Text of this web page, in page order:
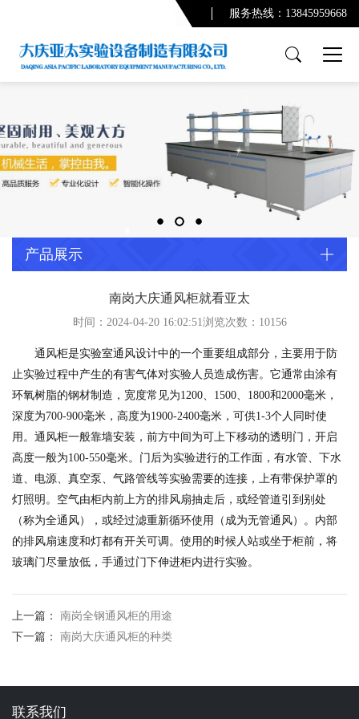
PCR实验室
通风柜系列
功能柜系列
净化系统及配套设备
实验室规划设计
产品展示
服务热线：13845959668
产品展示
南岗大庆通风柜就看亚太
时间：2024-04-20 16:02:51浏览次数： 10156
通风柜是实验室通风设计中的一个重要组成部分，主要用于防
止实验过程中产生的有害气体对实验人员造成伤害。它通常由涂有
环氧树脂的钢材制造，宽度常见为1200、1500、1800和2000毫米，
深度为700-900毫米，高度为1900-2400毫米，可供1-3个人同时使
用。通风柜一般靠墙安装，前方中间为可上下移动的透明门，开启
高度一般为100-550毫米。门后为实验进行的工作面，有水管、下水
道、电源、真空泵、气路管线等实验需要的连接，上有带保护罩的
灯照明。空气由柜内前上方的排风扇抽走后，或经管道引到别处
（称为全通风），或经过滤重新循环使用（成为无管通风）。内部
的排风扇速度和灯都有开关可调。使用的时候人站或坐于柜前，将
玻璃门尽量放低，手通过门下伸进柜内进行实验。
上一篇： 南岗全钢通风柜的用途
下一篇： 南岗大庆通风柜的种类
联系我们